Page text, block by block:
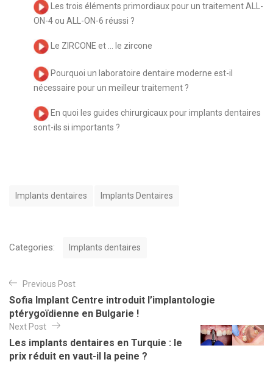
Les trois éléments primordiaux pour un traitement ALL-
ON-4 ou ALL-ON-6 réussi ?
Le ZIRCONE et … le zircone
Pourquoi un laboratoire dentaire moderne est-il
nécessaire pour un meilleur traitement ?
En quoi les guides chirurgicaux pour implants dentaires
sont-ils si importants ?
Implants dentaires Implants Dentaires
Categories:
e
o
r
e
s
Implants dentaires
a
v
i
g
a
Previous Post
Sofia Implant Centre introduit l’implantologie
ptérygoïdienne en Bulgarie !
Next Post
Les implants dentaires en Turquie : le
prix réduit en vaut-il la peine ?